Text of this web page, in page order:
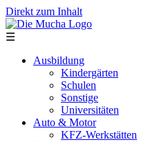
Direkt zum Inhalt
☰
Ausbildung
Kindergärten
Schulen
Sonstige
Universitäten
Auto & Motor
KFZ-Werkstätten